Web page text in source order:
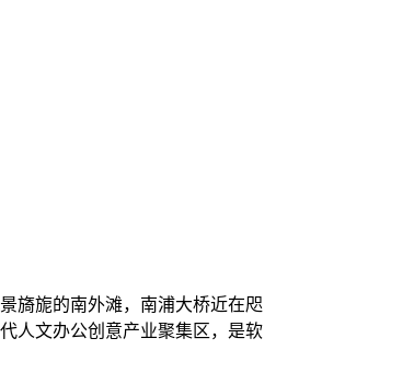
旖旎的南外滩，南浦大桥近在咫
人文办公创意产业聚集区，是软